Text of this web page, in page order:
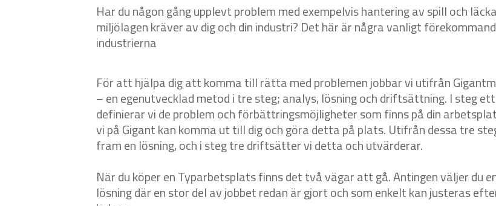
Har du någon gång upplevt problem med exempelvis hantering av spill och
miljölagen kräver av dig och din industri? Det här är några vanligt
industrierna
För att hjälpa dig att komma till rätta med problemen jobbar vi utifrån
– en egenutvecklad metod i tre steg; analys, lösning och driftsättning. I steg ett
definierar vi de problem och förbättringsmöjligheter som finns på din
vi på Gigant kan komma ut till dig och göra detta på plats. Utifrån dessa tre
fram en lösning, och i steg tre driftsätter vi detta och utvärderar.
När du köper en Typarbetsplats finns det två vägar att gå. Antingen väljer du
lösning där en stor del av jobbet redan är gjort och som enkelt kan justeras